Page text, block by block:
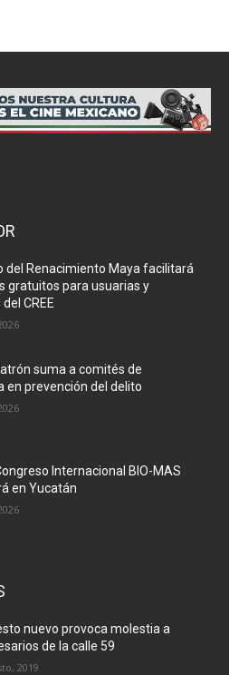
del Renacimiento Maya facilitará
gratuitos para usuarias y
CREE
suma a comités de
en prevención del delito
Internacional BIO-MAS
en Yucatán
nuevo provoca molestia a
de la calle 59
2019